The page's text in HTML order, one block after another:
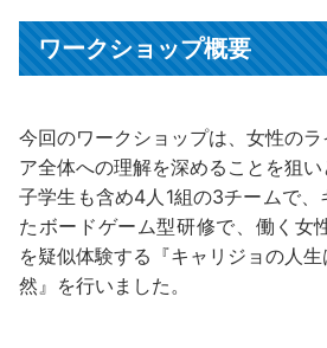
ワークショップ概要
今回のワークショップは、女性の
ア全体への理解を深めることを狙
子学生も含め4人1組の3チームで、
たボードゲーム型研修で、働く女
を疑似体験する『キャリジョの人
然』を行いました。